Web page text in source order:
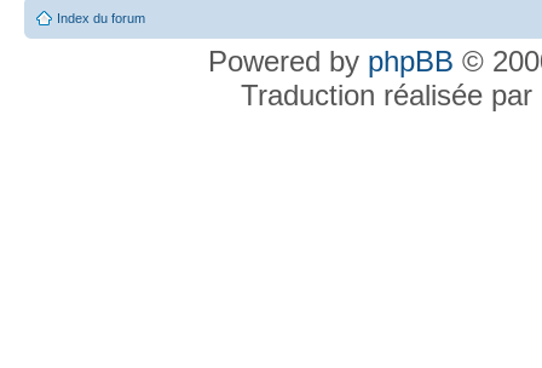
Index du forum
Powered by phpBB ©
Traduction réalisée par